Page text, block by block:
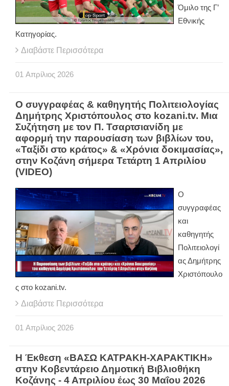
Όμιλο της Γ’
Εθνικής
Κατηγορίας.
Διαβάστε Περισσότερα
01 Απρίλιος 2026
Ο συγγραφέας & καθηγητής Πολιτειολογίας
Δημήτρης Χριστόπουλος στο kozani.tv. Μια
Συζήτηση με τον Π. Τσαρτσιανίδη με
αφορμή την παρουσίαση των βιβλίων του,
«Ταξίδι στο κράτος» & «Χρόνια δοκιμασίας»,
στην Κοζάνη σήμερα Τετάρτη 1 Απριλίου
(VIDEO)
Ο
συγγραφέας
και
καθηγητής
Πολιτειολογί
ας Δημήτρης
Χριστόπουλο
ς στο kozani.tv.
Διαβάστε Περισσότερα
01 Απρίλιος 2026
H Έκθεση «ΒΑΣΩ ΚΑΤΡΑΚΗ-ΧΑΡΑΚΤΙΚΗ»
στην Κοβεντάρειο Δημοτική Βιβλιοθήκη
Κοζάνης - 4 Απριλίου έως 30 Μαΐου 2026